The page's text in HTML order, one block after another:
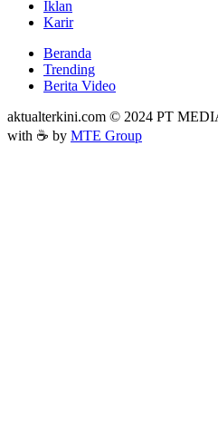
Iklan
Karir
Beranda
Trending
Berita Video
aktualterkini.com © 2024 PT
with ☕ by MTE Group